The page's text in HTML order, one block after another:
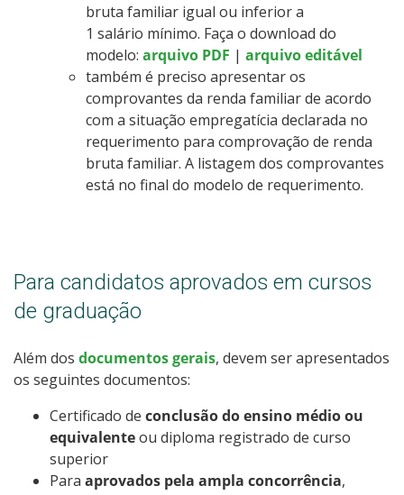
bruta familiar igual ou inferior a
1 salário mínimo. Faça o download do
modelo: arquivo PDF | arquivo editável
também é preciso apresentar os
comprovantes da renda familiar de acordo
com a situação empregatícia declarada no
requerimento para comprovação de renda
bruta familiar. A listagem dos comprovantes
está no final do modelo de requerimento.
Para candidatos aprovados em cursos
de graduação
Além dos documentos gerais, devem ser apresentados
os seguintes documentos:
Certificado de conclusão do ensino médio ou
equivalenteou diploma registrado de curso
superior
Para aprovados pela ampla concorrência,